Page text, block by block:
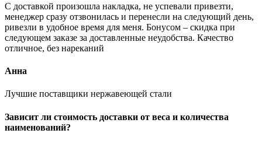
С доставкой произошла накладка, не успевали привезти,
менеджер сразу отзвонилась и перенесли на следующий день,
ривезли в удобное время для меня. Бонусом – скидка при
следующем заказе за доставленные неудобства. Качество
отличное, без нареканий
Анна
Лучшие поставщики нержавеющей стали
Зависит ли стоимость доставки от веса и количества
наименований?